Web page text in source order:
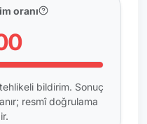
oranı
bildirim. Sonuç
resmî doğrulama